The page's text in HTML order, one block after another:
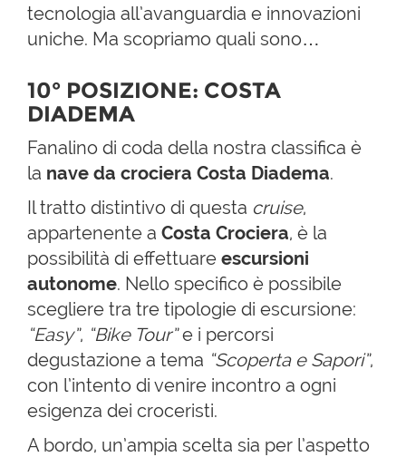
tecnologia all’avanguardia e innovazioni
uniche. Ma scopriamo quali sono…
10° POSIZIONE: COSTA
DIADEMA
Fanalino di coda della nostra classifica è
la nave da crociera Costa Diadema.
Il tratto distintivo di questa cruise,
appartenente a Costa Crociera, è la
possibilità di effettuare escursioni
autonome. Nello specifico è possibile
scegliere tra tre tipologie di escursione:
“Easy”, “Bike Tour”e i percorsi
degustazione a tema “Scoperta e Sapori”,
con l’intento di venire incontro a ogni
esigenza dei croceristi.
A bordo, un’ampia scelta sia per l’aspetto